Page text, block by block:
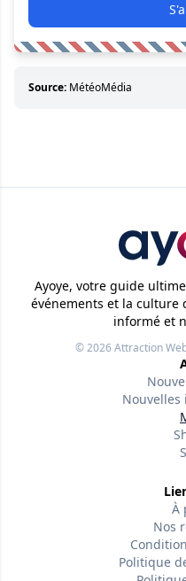
Source: MétéoMédia
Ayoye, votre guide
événements et la culture
informé et
© 2026Attraction
À
Nos
Politique